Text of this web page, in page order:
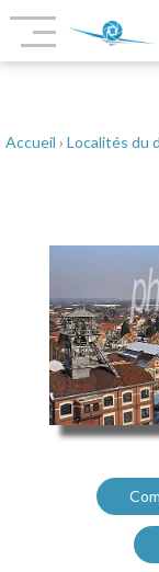
Accueil › Localités du